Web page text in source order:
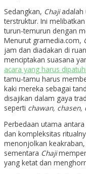
Sedangkan, Chaji
terstruktur. Ini
turun-temurun dengan
Menurut gramedia.com,
jam dan diadakan di
menciptakan suasana
acara yang harus dipatuhi
tamu-tamu harus
kaki mereka sebagai
disajikan dalam gaya
seperti chawan, chasen,
Perbedaan utama antara
dan kompleksitas
menonjolkan
sementara Chaji
yang ketat dan